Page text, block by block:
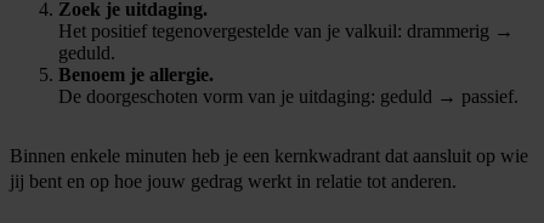
Zoek je uitdaging.
Het positief tegenovergestelde van je valkuil: drammerig →
geduld.
Benoem je allergie.
De doorgeschoten vorm van je uitdaging: geduld → passief.
Binnen enkele minuten heb je een kernkwadrant dat aansluit op wie
jij bent en op hoe jouw gedrag werkt in relatie tot anderen.